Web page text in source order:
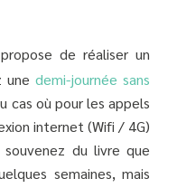
de réaliser un
unedemi-journée sans
cas où pour les appels
internet (Wifi / 4G)
du livre que
semaines, mais